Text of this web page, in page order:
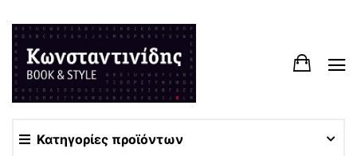
Κατηγορίες προϊόντων